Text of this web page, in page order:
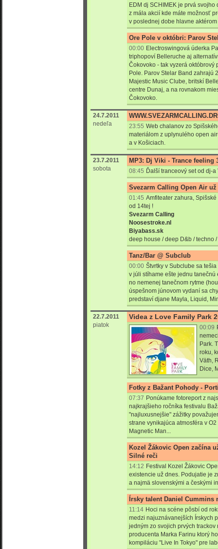
EDM dj SCHIMEK je prvá
z mála akcií kde máte možnosť
v poslednej dobe hlavne
Ore Pole v októbri: Parov
00:00 Electroswingová úderka
triphopoví Belleruche aj
Čokovoko - tak vyzerá októbrový
Pole. Parov Stelar Band zahrajú
Majestic Music Clube, britskí
centre Dunaj, a na rovnakom
Čokovoko.
24.7.2011
nedeľa
23:55 Web chalanov zo
materiálom z uplynulého open
a v Košiciach.
23.7.2011
sobota
MP3: Dj Viki - Trance feeling
08:45 Ďalší tranceový set od dj-
Svezarm Calling Open Air už
01:45 Amfiteater zahura,
od 14tej !
Svezarm Calling
Noosestroke.nl
Biyabass.sk
deep house / deep D&b / techno
Tanz/Bar @ Subclub
00:00 Štvrtky v Subclube sa
v júli stíhame ešte jednu
no nemenej tanečnom rytme
úspešnom júnovom vydaní sa
predstaví djane Mayla, Liquid,
22.7.2011
piatok
Videa z Love Family Park
00:09
Park.
roku,
Väth,
Dice,
Fotky z Bažant Pohody -
07:37 Ponúkame fotoreport z
najkrajšieho ročníka festivalu
"najluxusnejšie" zážitky
strane vynikajúca atmosféra v
Magnetic Man...
Kozel Žákovic Open začína
Silné reči
14:12 Festival Kozel Žákovic
existencie už dnes. Podujatie je
a najmä slovenskými a českými
Írsky talent Daniel Cummins
11:14 Hoci na scéne pôsbí od
medzi najuznávanejších Írskych
jedným zo svojich prvých
producenta Marka Farinu ktorý
kompiláciu "Live In Tokyo" pre